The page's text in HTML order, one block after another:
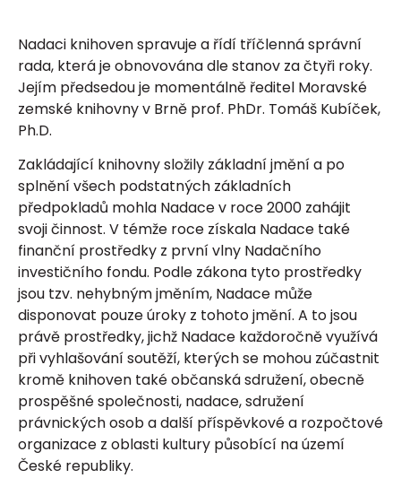
Nadaci knihoven spravuje a řídí tříčlenná správní
rada, která je obnovována dle stanov za čtyři roky.
Jejím předsedou je momentálně ředitel Moravské
zemské knihovny v Brně prof. PhDr. Tomáš Kubíček,
Ph.D.
Zakládající knihovny složily základní jmění a po
splnění všech podstatných základních
předpokladů mohla Nadace v roce 2000 zahájit
svoji činnost. V témže roce získala Nadace také
finanční prostředky z první vlny Nadačního
investičního fondu. Podle zákona tyto prostředky
jsou tzv. nehybným jměním, Nadace může
disponovat pouze úroky z tohoto jmění. A to jsou
právě prostředky, jichž Nadace každoročně využívá
při vyhlašování soutěží, kterých se mohou zúčastnit
kromě knihoven také občanská sdružení, obecně
prospěšné společnosti, nadace, sdružení
právnických osob a další příspěvkové a rozpočtové
organizace z oblasti kultury působící na území
České republiky.